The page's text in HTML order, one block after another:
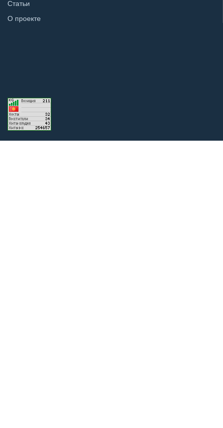
Статьи
О проекте